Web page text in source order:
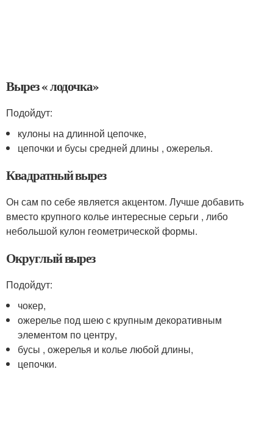
Вырез « лодочка»
Подойдут:
кулоны на длинной цепочке,
цепочки и бусы средней длины , ожерелья.
Квадратный вырез
Он сам по себе является акцентом. Лучше добавить
вместо крупного колье интересные серьги , либо
небольшой кулон геометрической формы.
Округлый вырез
Подойдут:
чокер,
ожерелье под шею с крупным декоративным
элементом по центру,
бусы , ожерелья и колье любой длины,
цепочки.